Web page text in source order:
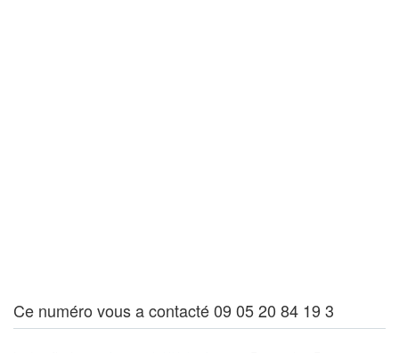
Ce numéro vous a contacté 09 05 20 84 19 3